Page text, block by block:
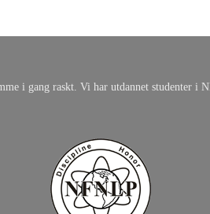
i gang raskt. Vi har utdannet studenter i